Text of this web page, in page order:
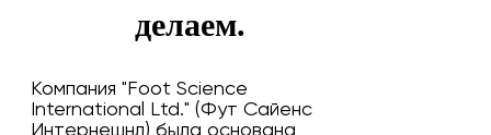
делаем.
Компания "Foot Science
International Ltd." (Фут Сайенс
Интернешнл) была основана